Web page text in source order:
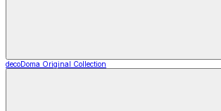
decoDoma Original Collection